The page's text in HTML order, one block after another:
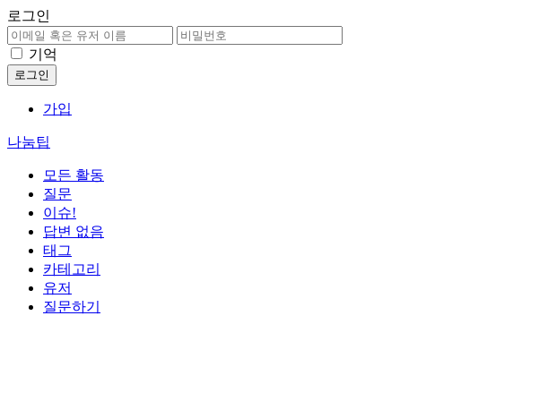
로그인
기억
가입
나눔팁
모든 활동
질문
이슈!
답변 없음
태그
카테고리
유저
질문하기